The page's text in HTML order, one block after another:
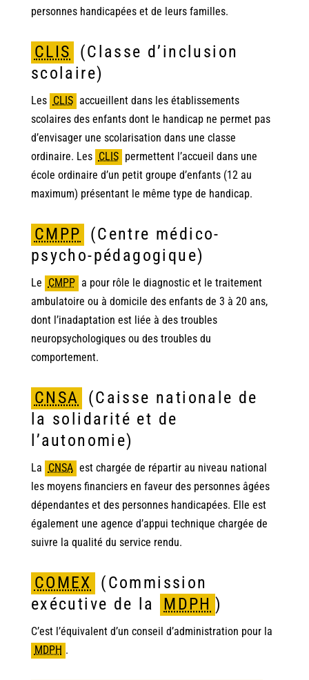
personnes handicapées et de leurs familles.
CLIS
(Classe d’inclusion
scolaire)
Les CLIS accueillent dans les établissements
scolaires des enfants dont le handicap ne permet pas
d’envisager une scolarisation dans une classe
ordinaire. Les CLIS permettent l’accueil dans une
école ordinaire d’un petit groupe d’enfants (12 au
maximum) présentant le même type de handicap.
CMPP
(Centre médico-
psycho-pédagogique)
Le CMPP a pour rôle le diagnostic et le traitement
ambulatoire ou à domicile des enfants de 3 à 20 ans,
dont l’inadaptation est liée à des troubles
neuropsychologiques ou des troubles du
comportement.
CNSA
(Caisse nationale de
la solidarité et de
l’autonomie)
La CNSA est chargée de répartir au niveau national
les moyens financiers en faveur des personnes âgées
dépendantes et des personnes handicapées. Elle est
également une agence d’appui technique chargée de
suivre la qualité du service rendu.
COMEX
(Commission
exécutive de la
MDPH )
C’est l’équivalent d’un conseil d’administration pour la
MDPH .